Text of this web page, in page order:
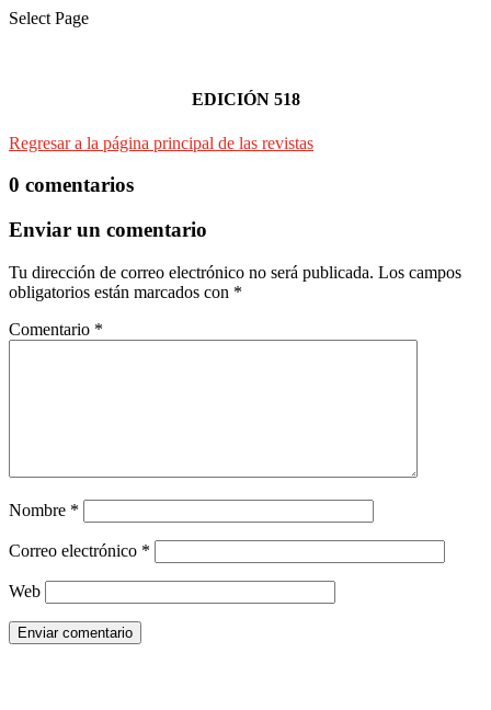
Select Page
EDICIÓN 518
Regresar a la página principal de las revistas
0 comentarios
Enviar un comentario
Tu dirección de correo electrónico no será publicada. Los campos
obligatorios están marcados con *
Comentario *
Nombre *
Correo electrónico *
Web
Enviar comentario